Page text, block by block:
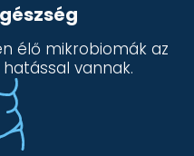
élő mikrobiomák az
vannak.